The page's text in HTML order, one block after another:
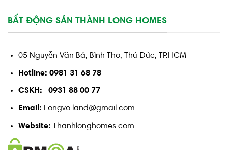
BẤT ĐỘNG SẢN THÀNH LONG HOMES
05 Nguyễn Văn Bá, Bình Thọ, Thủ Đức, TP.HCM
Hotline: 0981 31 68 78
CSKH: 0931 88 00 77
Email: Longvo.land@gmail.com
Website: Thanhlonghomes.com